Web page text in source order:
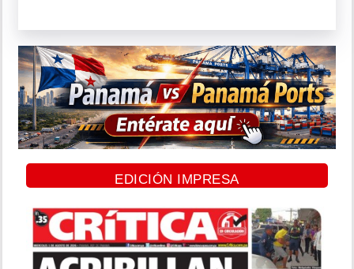
EDICIÓN IMPRESA